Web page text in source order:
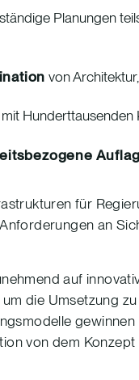
Planungen
von
mit Hunderttausenden
für
an
auf
die Umsetzung
von dem